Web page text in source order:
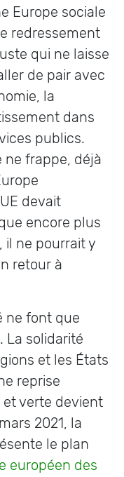
Europe sociale
redressement
qui ne laisse
de pair avec
la
dans
publics.
ne frappe, déjà
devait
encore plus
il ne pourrait y
retour à
ne font que
La solidarité
et les États
reprise
verte devient
2021, la
le plan
européen des